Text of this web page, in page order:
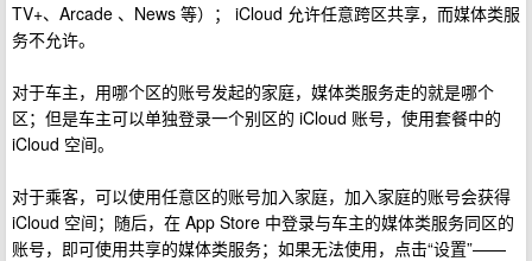
TV+、Arcade 、News 等）； iCloud 允许任意跨区共享，而媒体类服
务不允许。
对于车主，用哪个区的账号发起的家庭，媒体类服务走的就是哪个
区；但是车主可以单独登录一个别区的 iCloud 账号，使用套餐中的
iCloud 空间。
对于乘客，可以使用任意区的账号加入家庭，加入家庭的账号会获得
iCloud 空间；随后，在 App Store 中登录与车主的媒体类服务同区的
账号，即可使用共享的媒体类服务；如果无法使用，点击“设置”——